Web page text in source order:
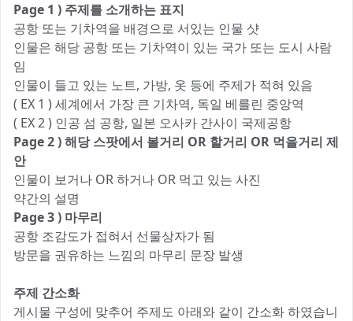
Page 1 ) 주제를 소개하는 표지
공항 또는 기차역을 배경으로 서있는 인물 샷
인물은 해당 공항 또는 기차역이 있는 국가 또는 도시 사람
임
인물이 들고 있는 노트, 가방, 옷 등에 주제가 적혀 있음
( EX 1 ) 세계에서 가장 큰 기차역, 독일 베를린 중앙역
( EX 2 ) 인공 섬 공항, 일본 오사카 간사이 국제공항
Page 2 ) 해당 스팟에서 볼거리 OR 할거리 OR 먹을거리 제
안
인물이 보거나 OR 하거나 OR 먹고 있는 사진
약간의 설명
Page 3 ) 마무리
공항 조감도가 접혀서 선물상자가 됨
방문을 권유하는 느낌의 마무리 문장 발생
주제 간소화
게시물 구성에 맞추어 주제도 아래와 같이 간소화 하였습니